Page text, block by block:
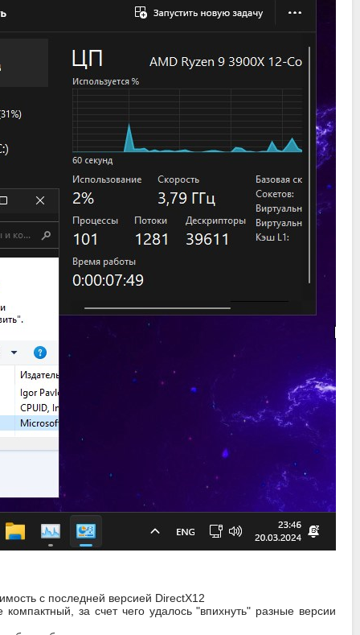
с последней версией DirectX12
за счет чего удалось "впихнуть" разные версии